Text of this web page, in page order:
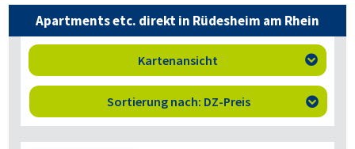
Apartments etc. direkt in Rüdesheim am Rhein
Kartenansicht 
Sortierung nach: DZ-Preis 